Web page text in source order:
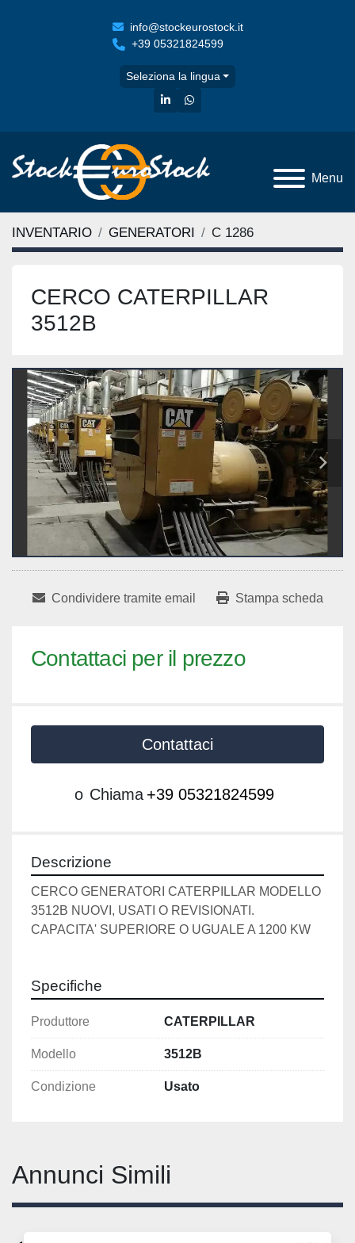
info@stockeurostock.it
+39 05321824599
Seleziona la lingua
linkedinwhatsapp
Menu
INVENTARIO GENERATORI C 1286
CERCO CATERPILLAR
3512B
Condividere tramite email Stampa scheda
Contattaci per il prezzo
Contattaci
o Chiama +39 05321824599
Descrizione
CERCO GENERATORI CATERPILLAR MODELLO
3512B NUOVI, USATI O REVISIONATI.
CAPACITA' SUPERIORE O UGUALE A 1200 KW
Specifiche
Produttore CATERPILLAR
Modello 3512B
Condizione Usato
Annunci Simili